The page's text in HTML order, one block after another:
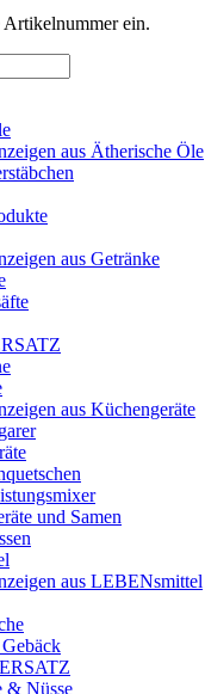
Artikelnummer ein.
aus Ätherische Öle
aus Getränke
aus Küchengeräte
und Samen
aus LEBENsmittel
& Nüsse